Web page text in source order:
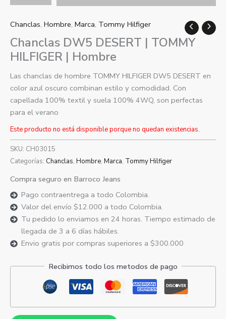
Chanclas, Hombre, Marca, Tommy Hilfiger
Chanclas DW5 DESERT | TOMMY
HILFIGER | Hombre
Las chanclas de hombre TOMMY HILFIGER DW5 DESERT en
color azul oscuro combinan estilo y comodidad. Con
capellada 100% textil y suela 100% 4WQ, son perfectas
para el verano
Este producto no está disponible porque no quedan existencias.
SKU: CH03015
Categorías: Chanclas, Hombre, Marca, Tommy Hilfiger
Compra seguro en Barroco Jeans
Pago contraentrega a todo Colombia.
Valor del envío $12.000 a todo Colombia.
Tu pedido lo enviamos en 24 horas. Tiempo estimado de
llegada de 3 a 6 días hábiles.
Envio gratis por compras superiores a $300.000
Recibimos todo los metodos de pago